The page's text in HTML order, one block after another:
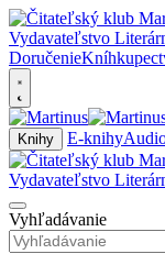
Doručenie
Knihy E-knihy
Vyhľadávanie